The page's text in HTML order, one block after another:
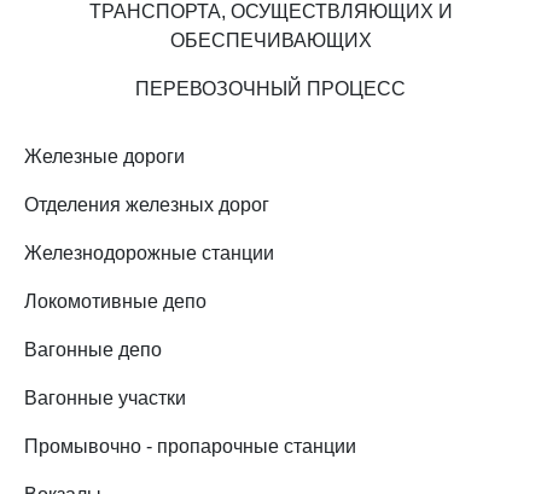
ТРАНСПОРТА, ОСУЩЕСТВЛЯЮЩИХ И
ОБЕСПЕЧИВАЮЩИХ
ПЕРЕВОЗОЧНЫЙ ПРОЦЕСС
Железные дороги
Отделения железных дорог
Железнодорожные станции
Локомотивные депо
Вагонные депо
Вагонные участки
Промывочно - пропарочные станции